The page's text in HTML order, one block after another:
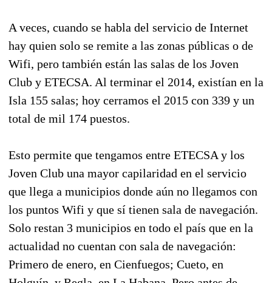
A veces, cuando se habla del servicio de Internet
hay quien solo se remite a las zonas públicas o de
Wifi, pero también están las salas de los Joven
Club y ETECSA. Al terminar el 2014, existían en la
Isla 155 salas; hoy cerramos el 2015 con 339 y un
total de mil 174 puestos.
Esto permite que tengamos entre ETECSA y los
Joven Club una mayor capilaridad en el servicio
que llega a municipios donde aún no llegamos con
los puntos Wifi y que sí tienen sala de navegación.
Solo restan 3 municipios en todo el país que en la
actualidad no cuentan con sala de navegación:
Primero de enero, en Cienfuegos; Cueto, en